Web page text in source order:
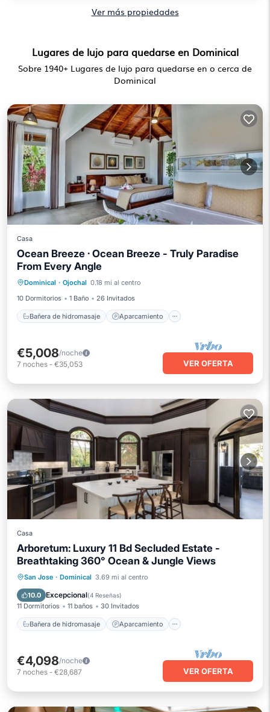
Ver más propiedades
Lugares de lujo para quedarse en Dominical
Sobre 1940+ Lugares de lujo para quedarse en o cerca de
Dominical
Casa
Ocean Breeze · Ocean Breeze - Truly Paradise
From Every Angle
Dominical · Ojochal 0.18 mi al centro
10 Dormitorios
1 Baño 26 Invitados
Bañera de hidromasaje Aparcamiento
Bañera de hidromasaje
Piscina
Vista al mar
€5,008/noche
7 noches - €35,053 VER OFERTA
Casa
Arboretum: Luxury 11 Bd Secluded Estate -
Breathtaking 360° Ocean & Jungle Views
San Jose · Dominical 3.69 mi al centro
10.0 Excepcional(4 Reseñas)
11 Dormitorios 11 baños 30 Invitados
Bañera de hidromasaje Aparcamiento
Bañera de hidromasaje
Piscina
Vista al mar
€4,098/noche
7 noches - €28,687 VER OFERTA